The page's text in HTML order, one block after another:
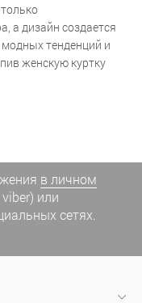
а дизайн создается
тенденций и
женскую куртку
в личном
или
сетях.